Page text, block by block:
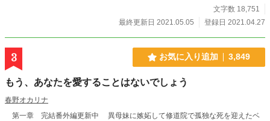
文字数 18,751
最終更新日 2021.05.05
登録日 2021.04.27
3 お気に入り追加 3,849
もう、あなたを愛することはないでしょう
春野オカリナ
第一章 完結番外編更新中 異母妹に嫉妬して修道院で孤独な死を迎えたベ